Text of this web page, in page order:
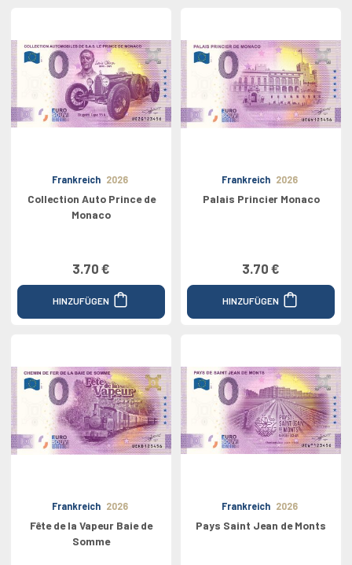
Frankreich 2026
Collection Auto Prince de
Monaco
3.70 €
HINZUFÜGEN
Frankreich 2026
Palais Princier Monaco
3.70 €
HINZUFÜGEN
Frankreich 2026
Fête de la Vapeur Baie de
Somme
Frankreich 2026
Pays Saint Jean de Monts